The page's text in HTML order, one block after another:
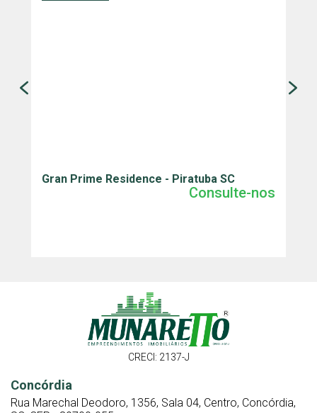
Gran Prime Residence - Piratuba SC
Consulte-nos
CRECI: 2137-J
Concórdia
Rua Marechal Deodoro, 1356, Sala 04, Centro, Concórdia,